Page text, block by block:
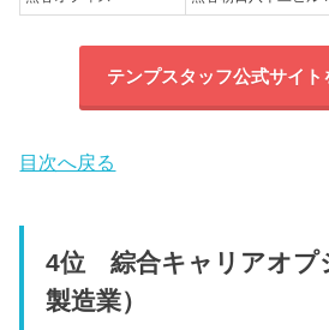
テンプスタッフ公式サイト
目次へ戻る
4位 綜合キャリアオプ
製造業）